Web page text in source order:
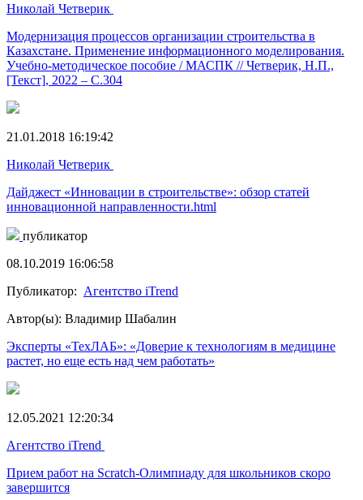
Николай Четверик
Модернизация процессов организации строительства в
Казахстане. Применение информационного моделирования.
Учебно-методическое пособие / МАСПК // Четверик, Н.П.,
[Текст], 2022 – С.304
21.01.2018 16:19:42
Николай Четверик
Дайджест «Инновации в строительстве»: обзор статей
инновационной направленности.html
публикатор
08.10.2019 16:06:58
Публикатор: Агентство iTrend
Автор(ы): Владимир Шабалин
Эксперты «ТехЛАБ»: «Доверие к технологиям в медицине
растет, но еще есть над чем работать»
12.05.2021 12:20:34
Агентство iTrend
Прием работ на Scratch-Олимпиаду для школьников скоро
завершится